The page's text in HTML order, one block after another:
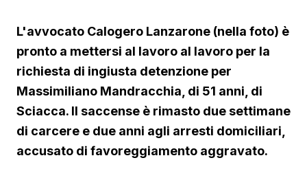
L'avvocato Calogero Lanzarone (nella foto) è
pronto a mettersi al lavoro al lavoro per la
richiesta di ingiusta detenzione per
Massimiliano Mandracchia, di 51 anni, di
Sciacca. Il saccense è rimasto due settimane
di carcere e due anni agli arresti domiciliari,
accusato di favoreggiamento aggravato.